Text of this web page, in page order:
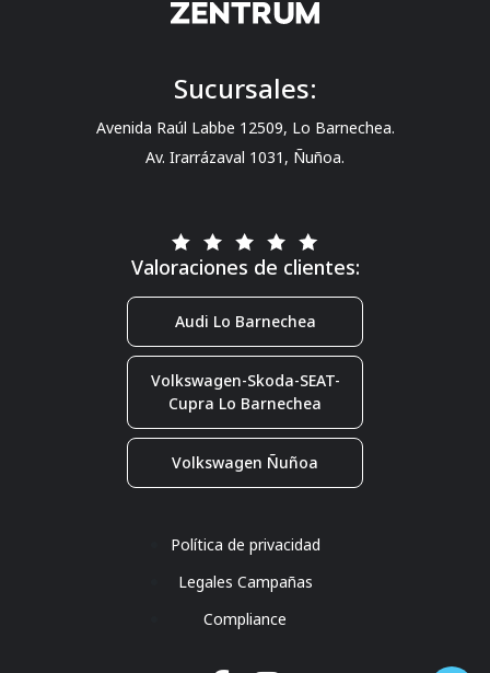
Valoraciones de clientes:
Audi Lo Barnechea
Volkswagen-Skoda-SEAT-
Cupra Lo Barnechea
Volkswagen Ñuñoa
Sucursales:
Avenida Raúl Labbe 12509, Lo Barnechea.
Av. Irarrázaval 1031, Ñuñoa.
Política de privacidad
Legales Campañas
Compliance